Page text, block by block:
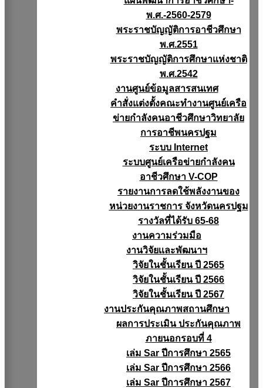
พ.ศ.-2560-2579
พระราชบัญญัติการอาชีวศึกษา
พ.ศ.2551
พระราชบัญญัติการศึกษาแห่งชาติ
พ.ศ.2542
งานศูนย์ข้อมูลสารสนเทศ
คำสั่งแต่งตั้งคณะทำงานศูนย์เครือ
ข่ายกำลังคนอาชีวศึกษาวิทยาลัย
การอาชีพนครปฐม
ระบบ Internet
ระบบศูนย์เครือข่ายกำลังคน
อาชีวศึกษา V-COP
รายงานการลดใช้พลังงานของ
หน่วยงานราชการ จังหวัดนครปฐม
รางวัลที่ได้รับ 65-68
งานความร่วมมือ
งานวิจัยเเละพัฒนาฯ
วิจัยในชั้นเรียน ปี 2565
วิจัยในชั้นเรียน ปี 2566
วิจัยในชั้นเรียน ปี 2567
งานประกันคุณภาพสถานศึกษา
ผลการประเมิน ประกันคุณภาพ
ภายนอกรอบที่ 4
เล่ม Sar ปีการศึกษา 2565
เล่ม Sar ปีการศึกษา 2566
เล่ม Sar ปีการศึกษา 2567